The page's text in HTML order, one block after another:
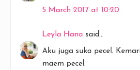
5 March 2017 at 10:20
Leyla Hana said...
Aku juga suka pecel.
maem pecel.